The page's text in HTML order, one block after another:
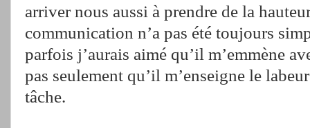
arriver nous aussi à prendre de la
communication n’a pas été toujours
parfois j’aurais aimé qu’il m’emmène
pas seulement qu’il m’enseigne le
tâche.